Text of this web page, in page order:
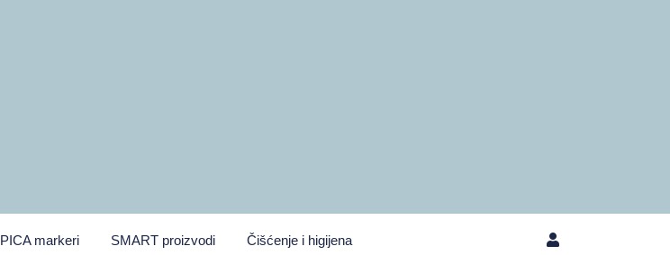
PICA markeri SMART proizvodi Čišćenje i higijena